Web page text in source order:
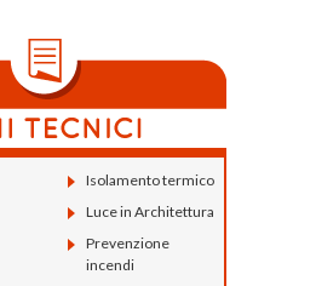
Isolamento termico
Luce in Architettura
Prevenzione
incendi